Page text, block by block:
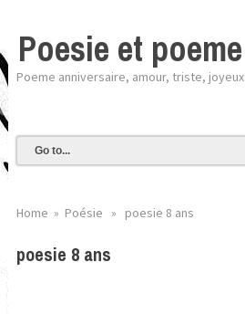
Poesie et poeme
Poeme anniversaire, amour, triste, joyeux
Home » Poésie » poesie 8 ans
poesie 8 ans